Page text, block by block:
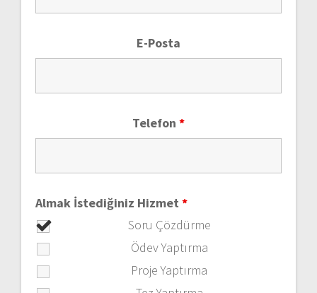
E-Posta
Telefon *
Almak İstediğiniz Hizmet *
Soru Çözdürme
Ödev Yaptırma
Proje Yaptırma